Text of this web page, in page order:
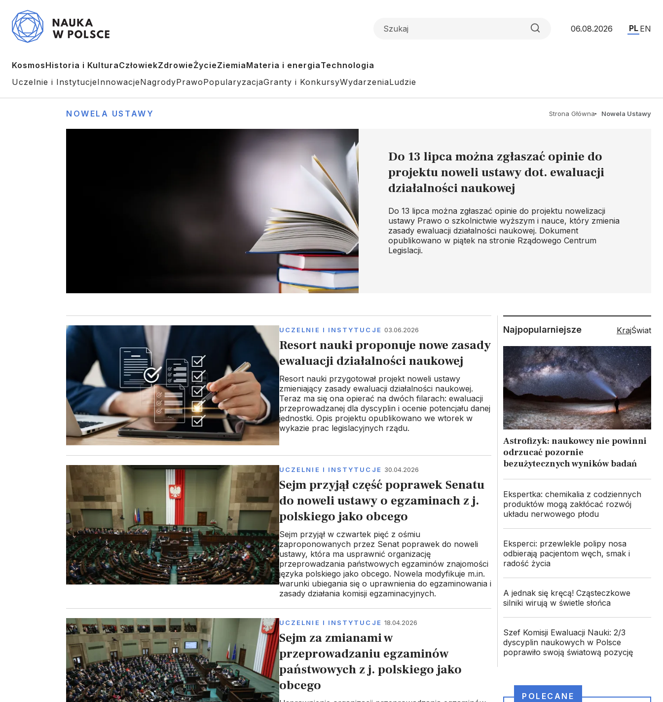
06.08.2026 PL EN
KosmosHistoria i KulturaCzłowiekZdrowieŻycieZiemiaMateria i energiaTechnologia
Uczelnie i InstytucjeInnowacjeNagrodyPrawoPopularyzacjaGranty i KonkursyWydarzeniaLudzie
NOWELA USTAWY Strona Główna Nowela Ustawy
Do 13 lipca można zgłaszać opinie do
projektu noweli ustawy dot. ewaluacji
działalności naukowej
Do 13 lipca można zgłaszać opinie do projektu nowelizacji
ustawy Prawo o szkolnictwie wyższym i nauce, który zmienia
zasady ewaluacji działalności naukowej. Dokument
opublikowano w piątek na stronie Rządowego Centrum
Legislacji.
UCZELNIE I INSTYTUCJE 03.06.2026
Resort nauki proponuje nowe zasady
ewaluacji działalności naukowej
Resort nauki przygotował projekt noweli ustawy
zmieniający zasady ewaluacji działalności naukowej.
Teraz ma się ona opierać na dwóch filarach: ewaluacji
przeprowadzanej dla dyscyplin i ocenie potencjału danej
jednostki. Opis projektu opublikowano we wtorek w
wykazie prac legislacyjnych rządu.
UCZELNIE I INSTYTUCJE 30.04.2026
Sejm przyjął część poprawek Senatu
do noweli ustawy o egzaminach z j.
polskiego jako obcego
Sejm przyjął w czwartek pięć z ośmiu
zaproponowanych przez Senat poprawek do noweli
ustawy, która ma usprawnić organizację
przeprowadzania państwowych egzaminów znajomości
języka polskiego jako obcego. Nowela modyfikuje m.in.
warunki ubiegania się o uprawnienia do egzaminowania i
zasady działania komisji egzaminacyjnych.
UCZELNIE I INSTYTUCJE 18.04.2026
Sejm za zmianami w
przeprowadzaniu egzaminów
państwowych z j. polskiego jako
obcego
Najpopularniejsze KrajŚwiat
Astrofizyk: naukowcy nie powinni
odrzucać pozornie
bezużytecznych wyników badań
Ekspertka: chemikalia z codziennych
produktów mogą zakłócać rozwój
układu nerwowego płodu
Eksperci: przewlekle polipy nosa
odbierają pacjentom węch, smak i
radość życia
A jednak się kręcą! Cząsteczkowe
silniki wirują w świetle słońca
Szef Komisji Ewaluacji Nauki: 2/3
dyscyplin naukowych w Polsce
poprawiło swoją światową pozycję
POLECANE